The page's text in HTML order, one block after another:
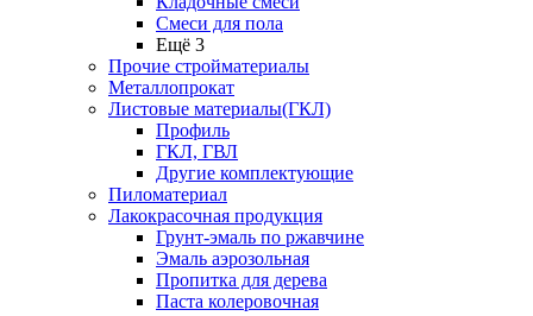
Смеси для пола
Ещё 3
Прочие стройматериалы
Металлопрокат
Листовые материалы(ГКЛ)
Профиль
ГКЛ, ГВЛ
Другие комплектующие
Пиломатериал
Лакокрасочная продукция
Грунт-эмаль по ржавчине
Эмаль аэрозольная
Пропитка для дерева
Паста колеровочная